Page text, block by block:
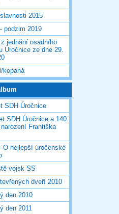
2015
podzim 2019
jednání osadního
Úročnice ze dne 29.
kopaná
SDH Úročnice
SDH Úročnice a 140.
Františka
O nejlepší úročenské
vojsk SS
dveří 2010
den 2010
den 2011